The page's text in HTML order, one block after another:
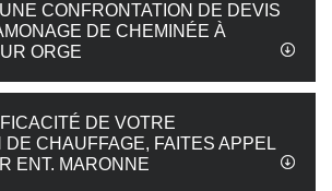
CONFRONTATION DE DEVIS
DE CHEMINÉE À
ORGE
DE VOTRE
DE CHAUFFAGE, FAITES APPEL
ENT. MARONNE